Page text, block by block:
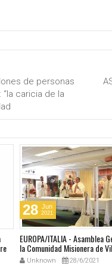
de personas
caricia de la
28 Jun
2021
EUROPA/ITALIA - Asamblea
la Comunidad Misionera de
Unknown 28/6/2021